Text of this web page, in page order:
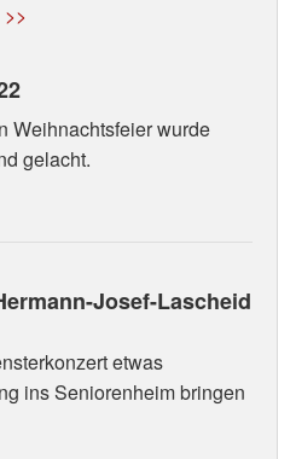
>>
Weihnachtsfeier wurde
gelacht.
Josef-Lascheid
etwas
ins Seniorenheim bringen